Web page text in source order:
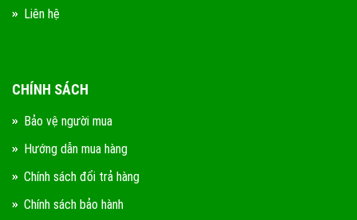
Liên hệ
CHÍNH SÁCH
Bảo vệ người mua
Hướng dẫn mua hàng
Chính sách đổi trả hàng
Chính sách bảo hành